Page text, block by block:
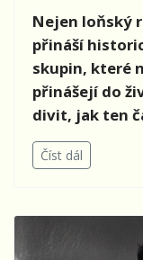
Nejen loňský
přináší
skupin, které
přinášejí do
divit, jak ten
Číst dál